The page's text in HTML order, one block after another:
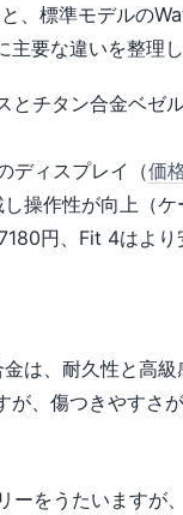
、標準モデルの
主要な違いを整理
とチタン合金ベゼ
ディスプレイ（価
操作性が向上（
円、Fit 4はよ
は、耐久性と高
が、傷つきやすさ
ーをうたいますが